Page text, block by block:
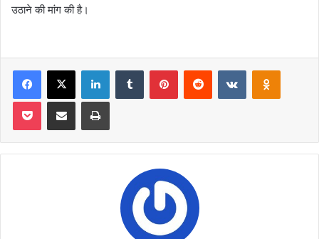
उठाने की मांग की है।
Facebook
X LinkedInTumblr PinterestReddit VKontakte
Pocket Share via Email Print